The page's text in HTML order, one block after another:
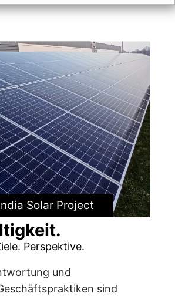
Solar Project
Perspektive.
und
sind